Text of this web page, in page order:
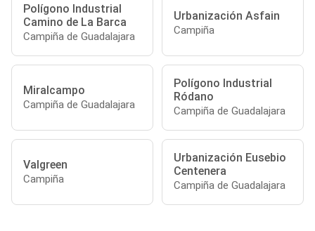
Polígono Industrial
Camino de La Barca
Campiña de Guadalajara
Urbanización Asfain
Campiña
Miralcampo
Campiña de Guadalajara
Polígono Industrial
Ródano
Campiña de Guadalajara
Valgreen
Campiña
Urbanización Eusebio
Centenera
Campiña de Guadalajara